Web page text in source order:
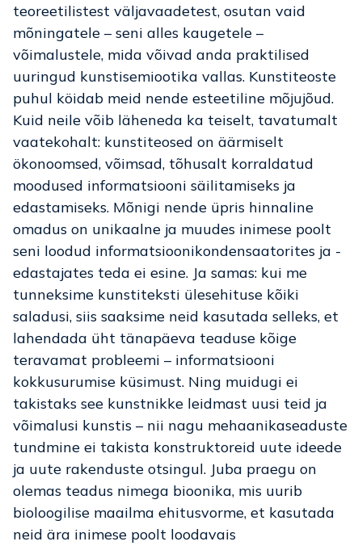
teoreetilistest väljavaadetest, osutan vaid
mõningatele – seni alles kaugetele –
võimalustele, mida võivad anda praktilised
uuringud kunstisemiootika vallas. Kunstiteoste
puhul köidab meid nende esteetiline mõjujõud.
Kuid neile võib läheneda ka teiselt, tavatumalt
vaatekohalt: kunstiteosed on äärmiselt
ökonoomsed, võimsad, tõhusalt korraldatud
moodused informatsiooni säilitamiseks ja
edastamiseks. Mõnigi nende üpris hinnaline
omadus on unikaalne ja muudes inimese poolt
seni loodud informatsioonikondensaatorites ja -
edastajates teda ei esine. Ja samas: kui me
tunneksime kunstiteksti ülesehituse kõiki
saladusi, siis saaksime neid kasutada selleks, et
lahendada üht tänapäeva teaduse kõige
teravamat probleemi – informatsiooni
kokkusurumise küsimust. Ning muidugi ei
takistaks see kunstnikke leidmast uusi teid ja
võimalusi kunstis – nii nagu mehaanikaseaduste
tundmine ei takista konstruktoreid uute ideede
ja uute rakenduste otsingul. Juba praegu on
olemas teadus nimega bioonika, mis uurib
bioloogilise maailma ehitusvorme, et kasutada
neid ära inimese poolt loodavais